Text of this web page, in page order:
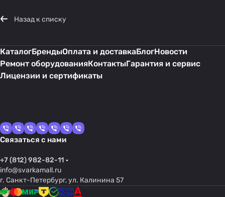
Назад к списку
КаталогБрендыОплата и доставкаБлогНовости
Ремонт оборудованияКонтактыГарантия и сервис
Лицензии и сертификаты
Связаться с нами
+7 (812) 982-82-11
info@svarkamall.ru
г. Санкт-Петербург, ул. Калинина 57